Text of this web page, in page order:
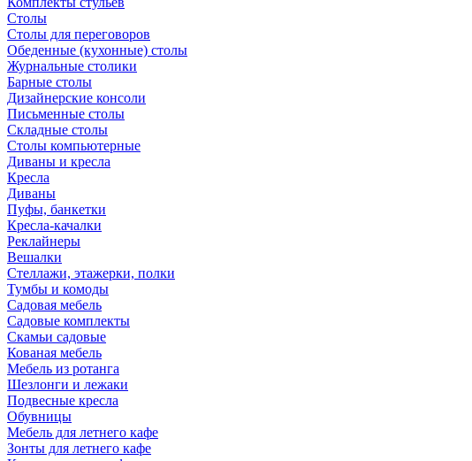
Столы
Столы для переговоров
Обеденные (кухонные) столы
Журнальные столики
Барные столы
Дизайнерские консоли
Письменные столы
Складные столы
Столы компьютерные
Диваны и кресла
Кресла
Диваны
Пуфы, банкетки
Кресла-качалки
Реклайнеры
Вешалки
Стеллажи, этажерки, полки
Тумбы и комоды
Садовая мебель
Садовые комплекты
Скамьи садовые
Кованая мебель
Мебель из ротанга
Шезлонги и лежаки
Подвесные кресла
Обувницы
Мебель для летнего кафе
Зонты для летнего кафе